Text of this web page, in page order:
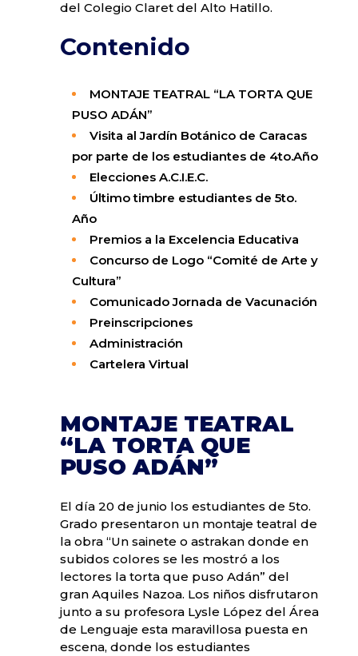
del Colegio Claret del Alto Hatillo.
Contenido
MONTAJE TEATRAL “LA TORTA QUE
PUSO ADÁN”
Visita al Jardín Botánico de Caracas
por parte de los estudiantes de 4to.Año
Elecciones A.C.I.E.C.
Último timbre estudiantes de 5to.
Año
Premios a la Excelencia Educativa
Concurso de Logo “Comité de Arte y
Cultura”
Comunicado Jornada de Vacunación
Preinscripciones
Administración
Cartelera Virtual
MONTAJE TEATRAL
“LA TORTA QUE
PUSO ADÁN”
El día 20 de junio los estudiantes de 5to.
Grado presentaron un montaje teatral de
la obra “Un sainete o astrakan donde en
subidos colores se les mostró a los
lectores la torta que puso Adán” del
gran Aquiles Nazoa. Los niños disfrutaron
junto a su profesora Lysle López del Área
de Lenguaje esta maravillosa puesta en
escena, donde los estudiantes